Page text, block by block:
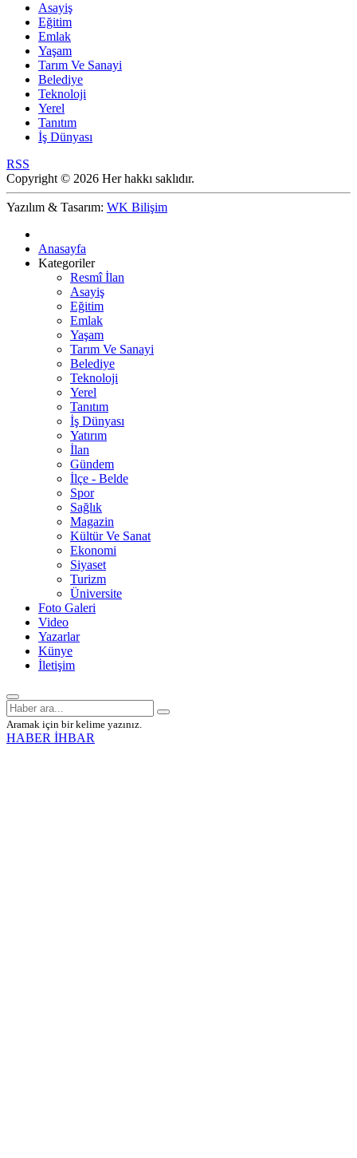
Asayiş
Eğitim
Emlak
Yaşam
Tarım Ve Sanayi
Belediye
Teknoloji
Yerel
Tanıtım
İş Dünyası
RSS
Copyright © 2026 Her hakkı saklıdır.
Yazılım & Tasarım: WK Bilişim
Anasayfa
Kategoriler
Resmî İlan
Asayiş
Eğitim
Emlak
Yaşam
Tarım Ve Sanayi
Belediye
Teknoloji
Yerel
Tanıtım
İş Dünyası
Yatırım
İlan
Gündem
İlçe - Belde
Spor
Sağlık
Magazin
Kültür Ve Sanat
Ekonomi
Siyaset
Turizm
Üniversite
Foto Galeri
Video
Yazarlar
Künye
İletişim
Aramak için bir kelime yazınız.
HABER İHBAR